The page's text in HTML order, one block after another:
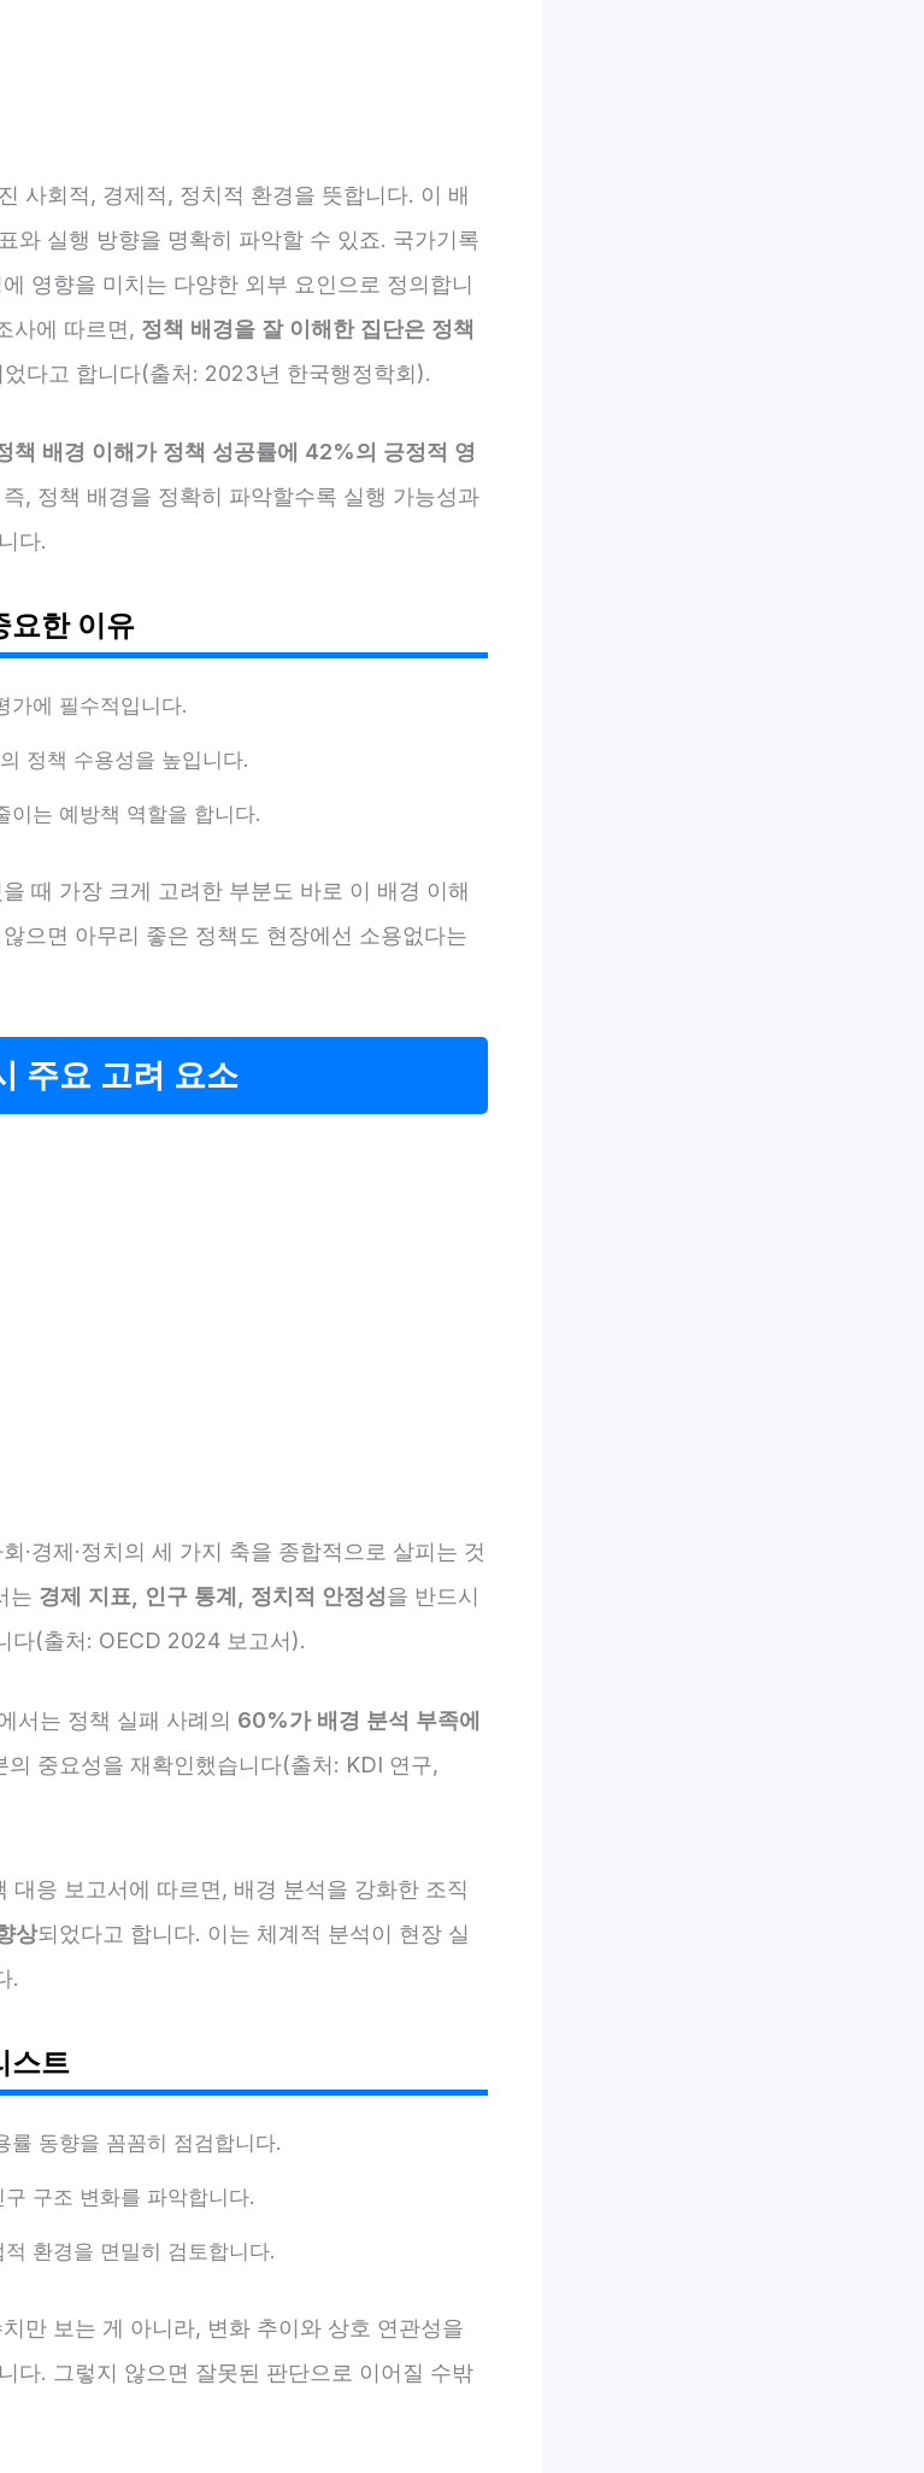
사회적, 경제적, 정치적 환경을 뜻합니다. 이 배
와 실행 방향을 명확히 파악할 수 있죠. 국가기록
영향을 미치는 다양한 외부 요인으로 정의합니
사에 따르면, 정책 배경을 잘 이해한 집단은 정책
었다고 합니다(출처: 2023년 한국행정학회).
책 배경 이해가 정책 성공률에 42%의 긍정적 영
, 정책 배경을 정확히 파악할수록 실행 가능성과
다.
요한 이유
가에 필수적입니다.
정책 수용성을 높입니다.
이는 예방책 역할을 합니다.
때 가장 크게 고려한 부분도 바로 이 배경 이해
으면 아무리 좋은 정책도 현장에선 소용없다는
주요 고려 요소
·경제·정치의 세 가지 축을 종합적으로 살피는 것
는 경제 지표, 인구 통계, 정치적 안정성을 반드시
다(출처: OECD 2024 보고서).
서는 정책 실패 사례의 60%가 배경 분석 부족에
의 중요성을 재확인했습니다(출처: KDI 연구,
응 보고서에 따르면, 배경 분석을 강화한 조직
상되었다고 합니다. 이는 체계적 분석이 현장 실
.
스트
률 동향을 꼼꼼히 점검합니다.
구조 변화를 파악합니다.
환경을 면밀히 검토합니다.
만 보는 게 아니라, 변화 추이와 상호 연관성을
다. 그렇지 않으면 잘못된 판단으로 이어질 수밖